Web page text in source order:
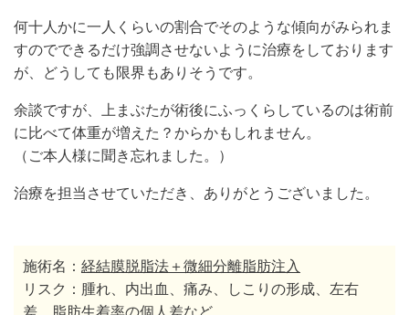
何十人かに一人くらいの割合でそのような傾向がみられま
すのでできるだけ強調させないように治療をしております
が、どうしても限界もありそうです。
余談ですが、上まぶたが術後にふっくらしているのは術前
に比べて体重が増えた？からかもしれません。
（ご本人様に聞き忘れました。）
治療を担当させていただき、ありがとうございました。
施術名： 経結膜脱脂法＋微細分離脂肪注入
リスク：腫れ、内出血、痛み、しこりの形成、左右
差、脂肪生着率の個人差など